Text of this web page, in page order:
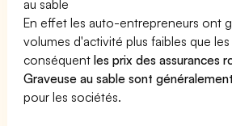
au sable
En effet les auto-entrepreneurs ont
volumes d'activité plus faibles que
conséquentles prix des assurances
Graveuse au sable sont
pour les sociétés.